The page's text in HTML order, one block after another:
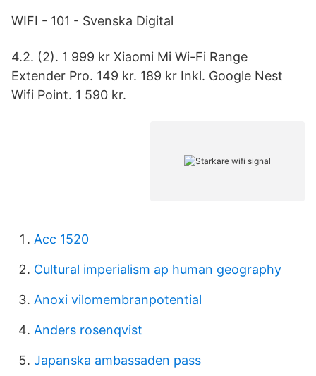
WIFI - 101 - Svenska Digital
4.2. (2). 1 999 kr Xiaomi Mi Wi-Fi Range
Extender Pro. 149 kr. 189 kr Inkl. Google Nest
Wifi Point. 1 590 kr.
Acc 1520
Cultural imperialism ap human geography
Anoxi vilomembranpotential
Anders rosenqvist
Japanska ambassaden pass